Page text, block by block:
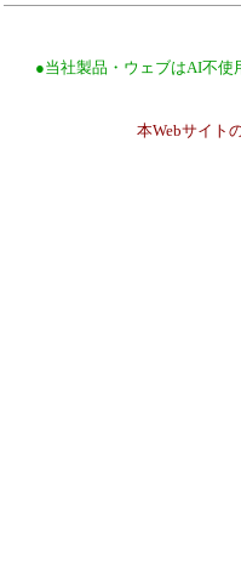
●当社製品・ウェブはAI不使
本Webサイト